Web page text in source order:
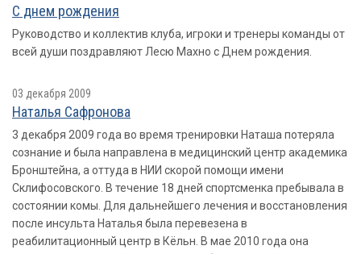
С днем рождения
Руководство и коллектив клуба, игроки и тренеры команды от
всей души поздравляют Лесю Махно с Днем рождения.
03 декабря 2009
Наталья Сафронова
3 декабря 2009 года во время тренировки Наташа потеряла
сознание и была направлена в медицинский центр академика
Бронштейна, а оттуда в НИИ скорой помощи имени
Склифосовского. В течение 18 дней спортсменка пребывала в
состоянии комы. Для дальнейшего лечения и восстановления
после инсульта Наталья была перевезена в
реабилитационный центр в Кёльн. В мае 2010 года она